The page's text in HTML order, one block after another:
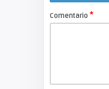
Comentario *